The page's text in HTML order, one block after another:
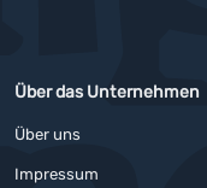
Über das Unternehmen
Über uns
Impressum